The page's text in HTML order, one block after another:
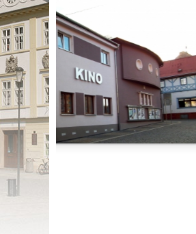
DOPRAVA